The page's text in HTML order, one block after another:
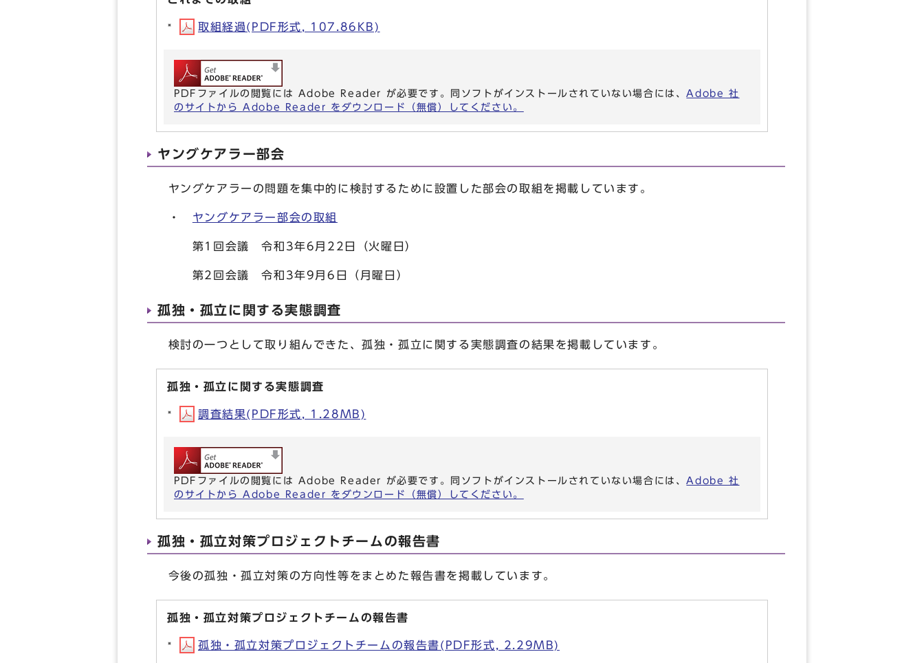
取組経過(PDF形式, 107.86KB)
PDFファイルの閲覧には Adobe Reader が必要です。同ソフトがインストールされていない場合には、Adobe 社
のサイトから Adobe Reader をダウンロード（無償）してください。
ヤングケアラー部会
ヤングケアラーの問題を集中的に検討するために設置した部会の取組を掲載しています。
・ ヤングケアラー部会の取組
第1回会議 令和3年6月22日（火曜日）
第2回会議 令和3年9月6日（月曜日）
孤独・孤立に関する実態調査
検討の一つとして取り組んできた、孤独・孤立に関する実態調査の結果を掲載しています。
孤独・孤立に関する実態調査
調査結果(PDF形式, 1.28MB)
PDFファイルの閲覧には Adobe Reader が必要です。同ソフトがインストールされていない場合には、Adobe 社
のサイトから Adobe Reader をダウンロード（無償）してください。
孤独・孤立対策プロジェクトチームの報告書
今後の孤独・孤立対策の方向性等をまとめた報告書を掲載しています。
孤独・孤立対策プロジェクトチームの報告書
孤独・孤立対策プロジェクトチームの報告書(PDF形式, 2.29MB)